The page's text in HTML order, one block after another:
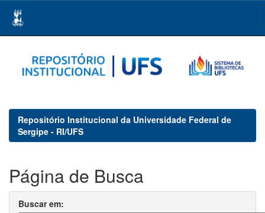
navigation
Repositório Institucional da Universidade Federal de
Sergipe - RI/UFS
Página de Busca
Buscar em: